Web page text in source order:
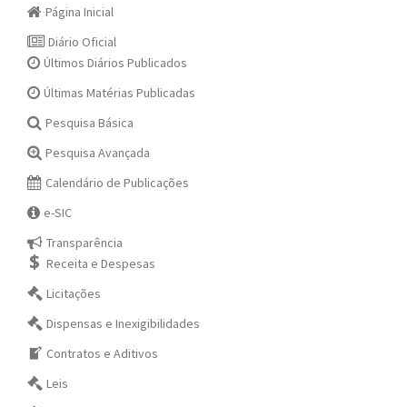
Página Inicial
Diário Oficial
Últimos Diários Publicados
Últimas Matérias Publicadas
Pesquisa Básica
Pesquisa Avançada
Calendário de Publicações
e-SIC
Transparência
Receita e Despesas
Licitações
Dispensas e Inexigibilidades
Contratos e Aditivos
Leis